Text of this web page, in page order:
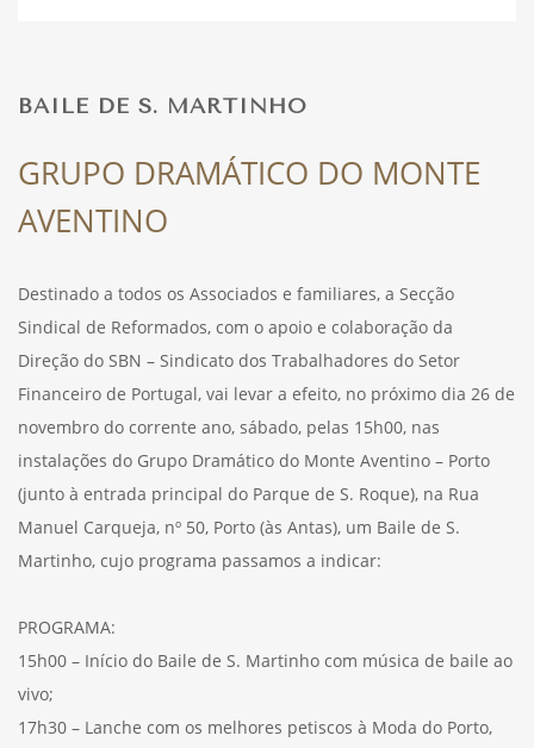
FÉRIAS
BAILE DE S. MARTINHO
GRUPO DRAMÁTICO DO MONTE
AVENTINO
Destinado a todos os Associados e familiares, a Secção
Sindical de Reformados, com o apoio e colaboração da
Direção do SBN – Sindicato dos Trabalhadores do Setor
Financeiro de Portugal, vai levar a efeito, no próximo dia 26 de
novembro do corrente ano, sábado, pelas 15h00, nas
instalações do Grupo Dramático do Monte Aventino – Porto
(junto à entrada principal do Parque de S. Roque), na Rua
Manuel Carqueja, nº 50, Porto (às Antas), um Baile de S.
Martinho, cujo programa passamos a indicar:
PROGRAMA:
15h00 – Início do Baile de S. Martinho com música de baile ao
vivo;
17h30 – Lanche com os melhores petiscos à Moda do Porto,